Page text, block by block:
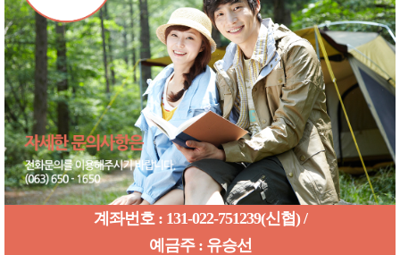
계좌번호 : 131-022-751239(신협) /
예금주 : 유승선